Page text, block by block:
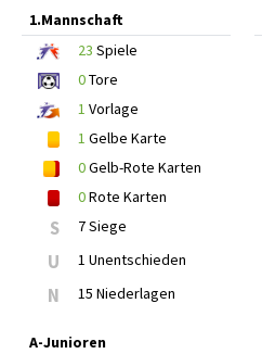
1.Mannschaft
23 Spiele
0Tore
1 Vorlage
1 Gelbe Karte
0Gelb-Rote Karten
0Rote Karten
S 7 Siege
U 1 Unentschieden
N 15 Niederlagen
A-Junioren